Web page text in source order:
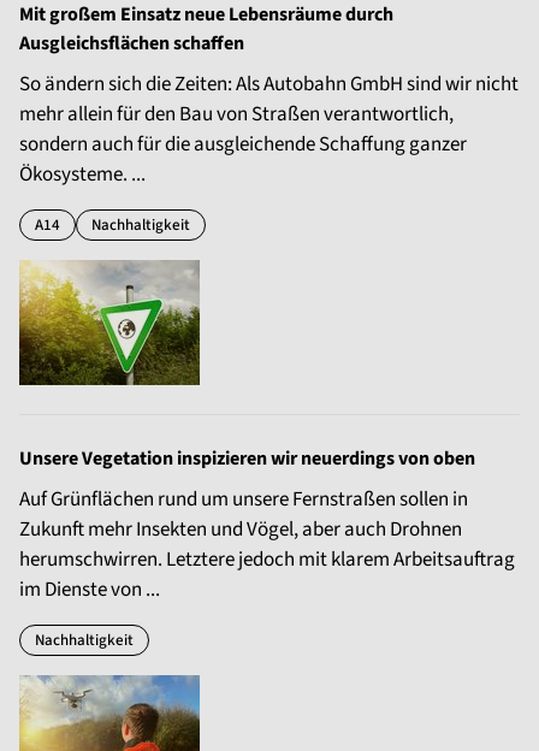
Mit großem Einsatz neue Lebensräume durch
Ausgleichsflächen schaffen
So ändern sich die Zeiten: Als Autobahn GmbH sind wir nicht
mehr allein für den Bau von Straßen verantwortlich,
sondern auch für die ausgleichende Schaffung ganzer
Ökosysteme. ...
A14 Nachhaltigkeit
Unsere Vegetation inspizieren wir neuerdings von oben
Auf Grünflächen rund um unsere Fernstraßen sollen in
Zukunft mehr Insekten und Vögel, aber auch Drohnen
herumschwirren. Letztere jedoch mit klarem Arbeitsauftrag
im Dienste von ...
Nachhaltigkeit